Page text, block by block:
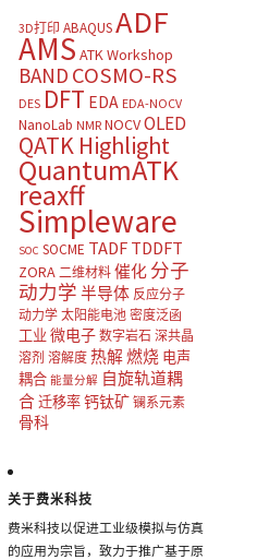
3D打印 ABAQUSADF
AMS ATK Workshop
BAND COSMO-RS
DES DFT EDA EDA-NOCV
NanoLab NMR NOCVOLED
QATK Highlight
QuantumATK
reaxff
Simpleware
SOC SOCME TADF TDDFT
ZORA 二维材料 催化 分子
动力学 半导体 反应分子
动力学 太阳能电池 密度泛函
工业 微电子 数字岩石 深共晶
溶剂 溶解度 热解燃烧 电声
耦合 能量分解 自旋轨道耦
合迁移率钙钛矿 镧系元素
骨科
关于费米科技
费米科技以促进工业级模拟与仿真
的应用为宗旨，致力于推广基于原